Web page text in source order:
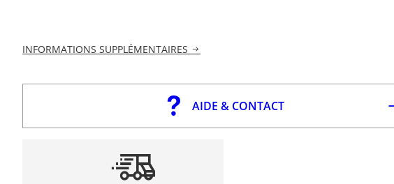
INFORMATIONS SUPPLÉMENTAIRES
AIDE & CONTACT